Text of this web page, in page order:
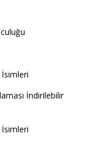
İsimleri
İndirilebilir
İsimleri